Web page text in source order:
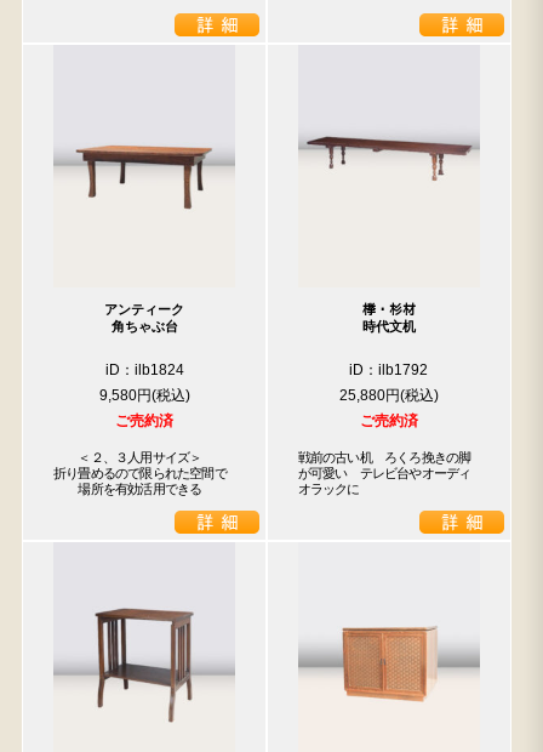
アンティーク
角ちゃぶ台
iD：ilb1824
9,580円
ご売約済
＜２、３人用サイズ＞
折り畳めるので限られた空間で
場所を有効活用できる
﨔・杉材
時代文机
iD：ilb1792
25,880円
ご売約済
戦前の古い机　ろくろ挽きの脚
が可愛い　テレビ台やオーディ
オラックに